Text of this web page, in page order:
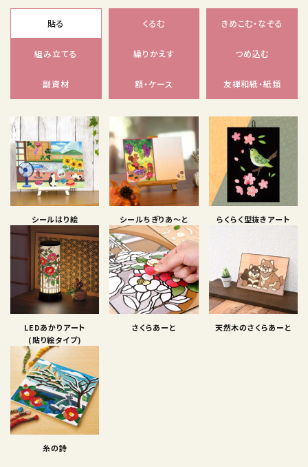
貼る くるむ きめこむ・なぞる
組み立てる 繰りかえす つめ込む
副資材 額・ケース 友禅和紙・紙類
シールはり絵 シールちぎりあ〜と らくらく型抜きアート
LEDあかりアート
(貼り絵タイプ)
さくらあーと 天然木のさくらあーと
糸の詩